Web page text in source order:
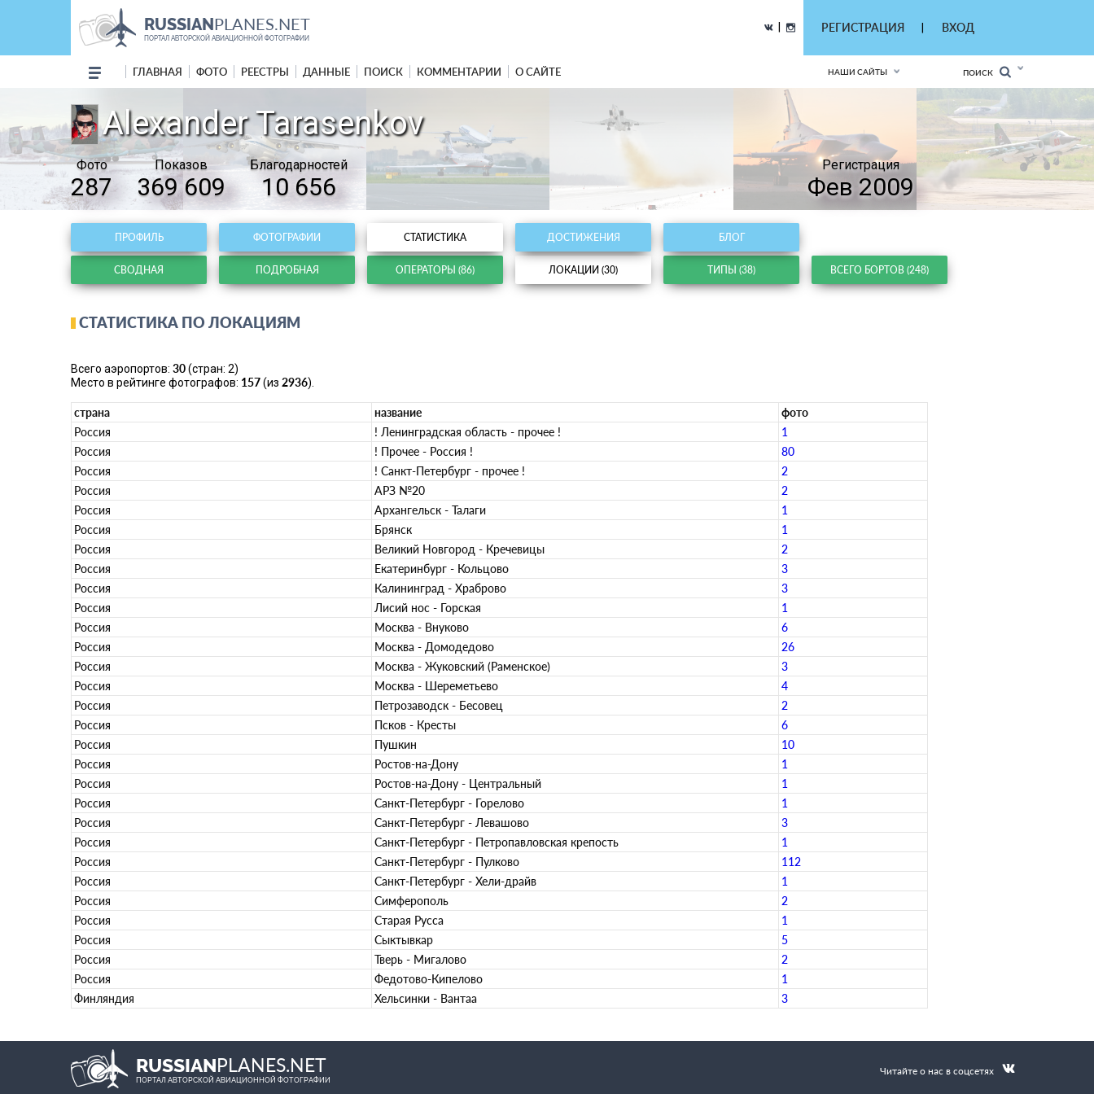
RUSSIANPLANES.NET
ПОРТАЛ АВТОРСКОЙ АВИАЦИОННОЙ ФОТОГРАФИИ
РЕГИСТРАЦИЯ ВХОД
ГЛАВНАЯ ФОТО РЕЕСТРЫ ДАННЫЕ ПОИСК КОММЕНТАРИИ О САЙТЕ НАШИ САЙТЫ ПОИСК
Alexander Tarasenkov
Фото
287
Показов
369 609
Благодарностей
10 656
Регистрация
Фев 2009
ПРОФИЛЬ ФОТОГРАФИИ СТАТИСТИКА ДОСТИЖЕНИЯ БЛОГ
СВОДНАЯ ПОДРОБНАЯ ОПЕРАТОРЫ (86) ЛОКАЦИИ (30) ТИПЫ (38) ВСЕГО БОРТОВ (248)
СТАТИСТИКА ПО ЛОКАЦИЯМ
Всего аэропортов: 30(стран: 2)
Место в рейтинге фотографов: 157(из 2936).
страна название
фото
Россия
! Ленинградская область - прочее !
1
Россия
! Прочее - Россия !
80
Россия
! Санкт-Петербург - прочее !
2
Россия
АРЗ №20
2
Россия
Архангельск - Талаги
1
Россия
Брянск
1
Россия
Великий Новгород - Кречевицы
2
Россия
Екатеринбург - Кольцово
3
Россия
Калининград - Храброво
3
Россия
Лисий нос - Горская
1
Россия
Москва - Внуково
6
Россия
Москва - Домодедово
26
Россия
Москва - Жуковский (Раменское)
3
Россия
Москва - Шереметьево
4
Россия
Петрозаводск - Бесовец
2
Россия
Псков - Кресты
6
Россия
Пушкин
10
Россия
Ростов-на-Дону
1
Россия
Ростов-на-Дону - Центральный
1
Россия
Санкт-Петербург - Горелово
1
Россия
Санкт-Петербург - Левашово
3
Россия
Санкт-Петербург - Петропавловская крепость
1
Россия
Санкт-Петербург - Пулково
112
Россия
Санкт-Петербург - Хели-драйв
1
Россия
Симферополь
2
Россия
Старая Русса
1
Россия
Сыктывкар
5
Россия
Тверь - Мигалово
2
Россия
Федотово-Кипелово
1
Финляндия
Хельсинки - Вантаа 3
RUSSIANPLANES.NET
ПОРТАЛ АВТОРСКОЙ АВИАЦИОННОЙ ФОТОГРАФИИ
Читайте о нас в соцсетях